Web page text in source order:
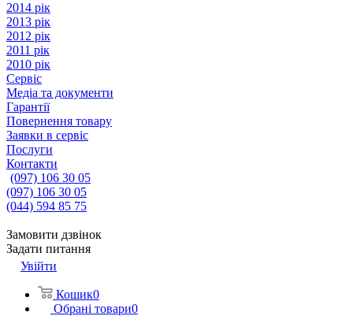
2014 рік
2013 рік
2012 рік
2011 рік
2010 рік
Сервіс
Медіа та документи
Гарантії
Повернення товару
Заявки в сервіс
Послуги
Контакти
(097) 106 30 05
(097) 106 30 05
(044) 594 85 75
Замовити дзвінок
Задати питання
Увійти
Кошик0
Обрані товари0